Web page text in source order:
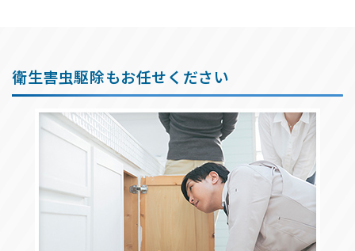
衛生害虫駆除もお任せください